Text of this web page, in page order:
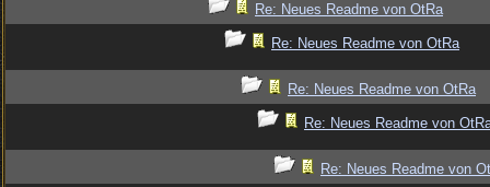
Re: Neues Readme von OtRa
Re: Neues Readme von OtRa
Re: Neues Readme von OtRa
Re: Neues Readme von
Re: Neues Readme von